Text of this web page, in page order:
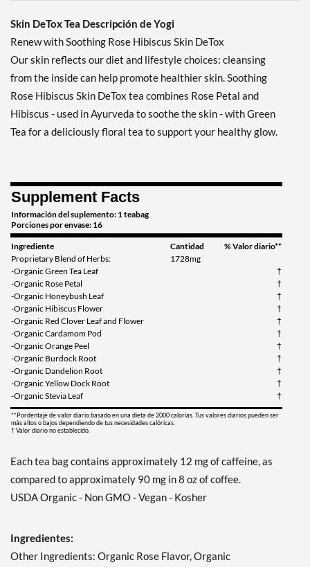
Skin DeTox Tea Descripción de Yogi
Renew with Soothing Rose Hibiscus Skin DeTox
Our skin reflects our diet and lifestyle choices: cleansing
from the inside can help promote healthier skin. Soothing
Rose Hibiscus Skin DeTox tea combines Rose Petal and
Hibiscus - used in Ayurveda to soothe the skin - with Green
Tea for a deliciously floral tea to support your healthy glow.
Supplement Facts
Información del suplemento: 1 teabag
Porciones por envase: 16
Ingrediente Cantidad
% Valor diario**
Proprietary Blend of Herbs:
1728mg
-Organic Green Tea Leaf
†
-Organic Rose Petal
†
-Organic Honeybush Leaf
†
-Organic Hibiscus Flower
†
-Organic Red Clover Leaf and Flower
†
-Organic Cardamom Pod
†
-Organic Orange Peel
†
-Organic Burdock Root
†
-Organic Dandelion Root
†
-Organic Yellow Dock Root
†
-Organic Stevia Leaf
†
**Pordentaje de valor diario basado en una dieta de 2000 calorias. Tus valores diarios pueden ser
más altos o bajos dependiendo de tus necesidades calóricas.
† Valor diario no establecido.
Each tea bag contains approximately 12 mg of caffeine, as
compared to approximately 90 mg in 8 oz of coffee.
USDA Organic - Non GMO - Vegan - Kosher
Ingredientes:
Other Ingredients: Organic Rose Flavor, Organic